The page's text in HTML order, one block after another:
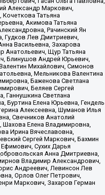
Александр Маркович,
Татьяна
Акимова Татьяна
Рачинский Ян
Гудков Лев Дмитриевич,
Васильевна, Захарова
Анатольевич, Щур Татьяна
Блинушов Андрей Юрьевич,
Михайлович, Симонов
Мельникова Валентина
Баженова Светлана
Беляев Сергей
Ганнушкина Светлана
Буртина Елена Юрьевна, Гендель
Алексеевна, Шуманов Илья
Свечников Анатолий
Елена Владимировна,
Ирина Вячеславовна,
Сергей Маркович, Бахмин
Сухих Дарья
Анна Дмитриевна,
Владимир Александрович,
Андреевич, Левинсон Лев
Орлов Олег Петрович,
Маркович, Захаров Герман